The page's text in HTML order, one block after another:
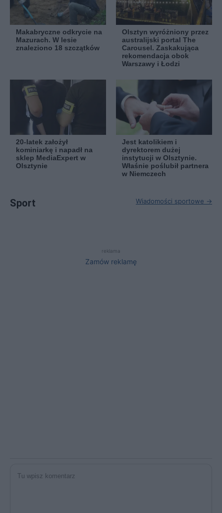
Makabryczne odkrycie na
Mazurach. W lesie
znaleziono 18 szczątków
Olsztyn wyróżniony przez
australijski portal The
Carousel. Zaskakująca
rekomendacja obok
Warszawy i Łodzi
20-latek założył
kominiarkę i napadł na
sklep MediaExpert w
Olsztynie
Jest katolikiem i
dyrektorem dużej
instytucji w Olsztynie.
Właśnie poślubił partnera
w Niemczech
Sport Wiadomości sportowe →
reklama
Zamów reklamę